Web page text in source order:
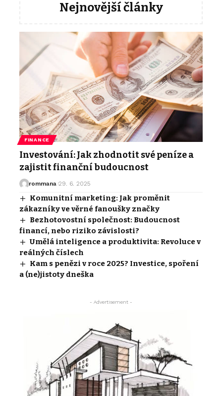
Nejnovější články
FINANCE
Investování: Jak zhodnotit své peníze a
zajistit finanční budoucnost
rommana 29. 6. 2025
Komunitní marketing: Jak proměnit
zákazníky ve věrné fanoušky značky
Bezhotovostní společnost: Budoucnost
financí, nebo riziko závislosti?
Umělá inteligence a produktivita: Revoluce v
reálných číslech
Kam s penězi v roce 2025? Investice, spoření
a (ne)jistoty dneška
- Advertisement -